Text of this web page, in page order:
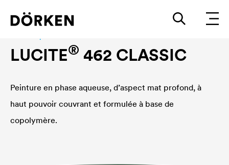
LUCITE® 462 CLASSIC
Peinture en phase aqueuse, d’aspect mat profond, à
haut pouvoir couvrant et formulée à base de
copolymère.